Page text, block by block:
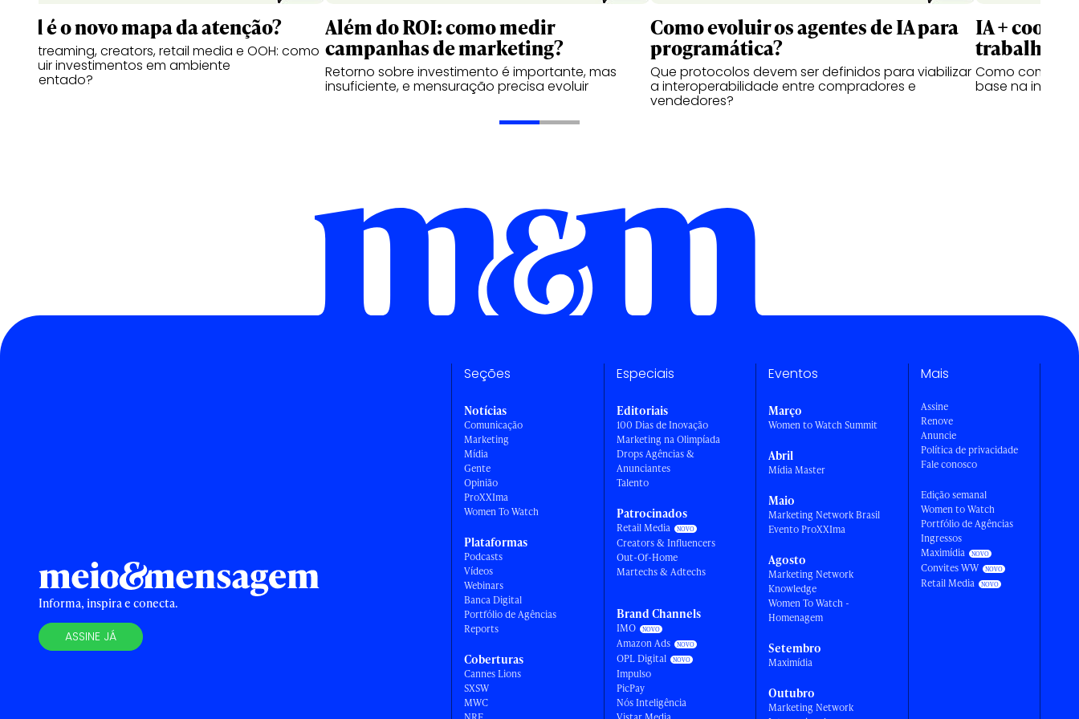
Qual é o novo mapa da atenção?
CTV, streaming, creators, retail media e OOH: como
distribuir investimentos em ambiente
fragmentado?
Além do ROI: como medir
campanhas de marketing?
Retorno sobre investimento é importante, mas
insuficiente, e mensuração precisa evoluir
Como evoluir os agentes de IA para
programática?
Que protocolos devem ser definidos para viabilizar
a interoperabilidade entre compradores e
vendedores?
IA +
trabalhar?
Como comprar
base na
Informa, inspira e conecta.
ASSINE JÁ
Seções
Notícias
Comunicação
Marketing
Mídia
Gente
Opinião
ProXXIma
Women To Watch
Plataformas
Podcasts
Vídeos
Webinars
Banca Digital
Portfólio de Agências
Reports
Coberturas
Cannes Lions
SXSW
MWC
Especiais
Editoriais
100 Dias de Inovação
Marketing na Olimpíada
Drops Agências &
Anunciantes
Talento
Patrocinados
Retail Media
Creators & Influencers
Out-Of-Home
Martechs & Adtechs
Brand Channels
IMO
Amazon Ads
OPL Digital
Impulso
PicPay
Nós Inteligência
Eventos
Março
Women to Watch Summit
Abril
Mídia Master
Maio
Marketing Network Brasil
Evento ProXXIma
Agosto
Marketing Network
Knowledge
Women To Watch -
Homenagem
Setembro
Maximídia
Outubro
Marketing Network
Mais
Assine
Renove
Anuncie
Política de privacidade
Fale conosco
Edição semanal
Women to Watch
Portfólio de Agências
Ingressos
Maximídia
Convites WW
Retail Media